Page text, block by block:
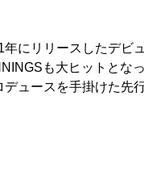
にリリースしたデビ
も大ヒットとな
ュースを手掛けた先